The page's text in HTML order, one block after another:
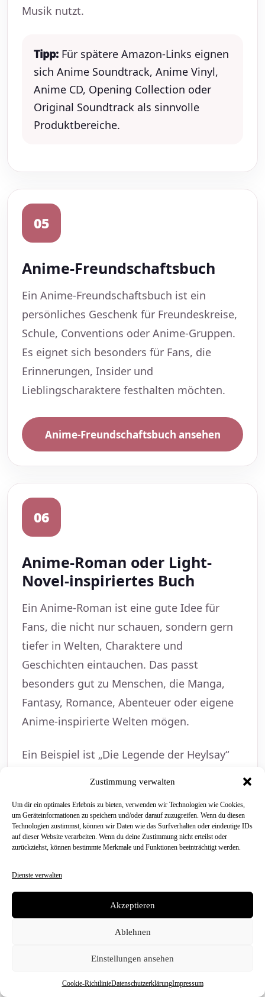
Zustimmung verwalten
Um dir ein optimales Erlebnis zu bieten, verwenden wir Technologien wie Cookies,
um Geräteinformationen zu speichern und/oder darauf zuzugreifen. Wenn du diesen
Technologien zustimmst, können wir Daten wie das Surfverhalten oder eindeutige IDs
auf dieser Website verarbeiten. Wenn du deine Zustimmung nicht erteilst oder
zurückziehst, können bestimmte Merkmale und Funktionen beeinträchtigt werden.
Dienste verwalten
Akzeptieren
Ablehnen
Einstellungen ansehen
Cookie-RichtlinieDatenschutzerklärungImpressum
Musik nutzt.
Tipp: Für spätere Amazon-Links eignen
sich Anime Soundtrack, Anime Vinyl,
Anime CD, Opening Collection oder
Original Soundtrack als sinnvolle
Produktbereiche.
05
Anime-Freundschaftsbuch
Ein Anime-Freundschaftsbuch ist ein
persönliches Geschenk für Freundeskreise,
Schule, Conventions oder Anime-Gruppen.
Es eignet sich besonders für Fans, die
Erinnerungen, Insider und
Lieblingscharaktere festhalten möchten.
Anime-Freundschaftsbuch ansehen
06
Anime-Roman oder Light-
Novel-inspiriertes Buch
Ein Anime-Roman ist eine gute Idee für
Fans, die nicht nur schauen, sondern gern
tiefer in Welten, Charaktere und
Geschichten eintauchen. Das passt
besonders gut zu Menschen, die Manga,
Fantasy, Romance, Abenteuer oder eigene
Anime-inspirierte Welten mögen.
Ein Beispiel ist „Die Legende der Heylsay“
und eine eigene fantastische Welt
spannend finden. Solche Bücher wirken
persönlicher als ein zufälliges Deko-
Anime-Romane passen gut zu
ruhigen Geschenkset für Fans, die gern
lesen.